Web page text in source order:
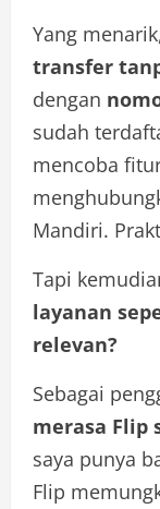
Yang
transfer
dengan
sudah
mencoba
Mandiri.
Tapi
layanan
relevan?
Sebagai
merasa Flip
saya punya
Flip